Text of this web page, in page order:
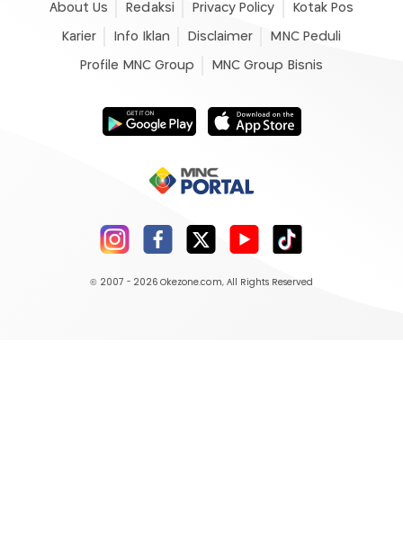
About Us Redaksi Privacy Policy Kotak Pos
Karier Info Iklan Disclaimer MNC Peduli
Profile MNC Group MNC Group Bisnis
© 2007 - 2026 Okezone.com, All Rights Reserved